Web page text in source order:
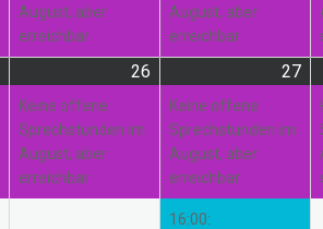
August, aber
erreichbar
August, aber
erreichbar
August
2026
Veranstaltung)
26
August
2026
Veranstaltung)
Keine offene
Sprechstunden im
August, aber
erreichbar
27
Keine offene
Sprechstunden im
August, aber
erreichbar
16:00: